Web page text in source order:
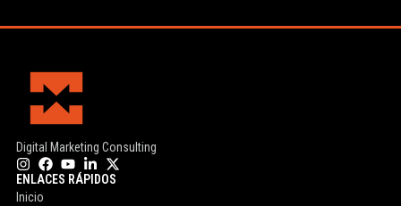
Digital Marketing Consulting
ENLACES RÁPIDOS
Inicio